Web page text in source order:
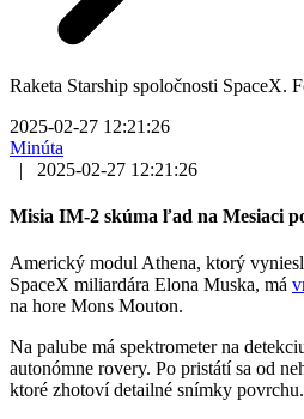
Raketa Starship spoločnosti SpaceX.
2025-02-27 12:21:26
Minúta
|
2025-02-27 12:21:26
Misia IM-2 skúma ľad na Mesiaci
Americký modul Athena, ktorý
SpaceX miliardára Elona Muska, má
na hore Mons Mouton.
Na palube má spektrometer na
autonómne rovery. Po pristátí sa od
ktoré zhotoví detailné snímky povrchu.